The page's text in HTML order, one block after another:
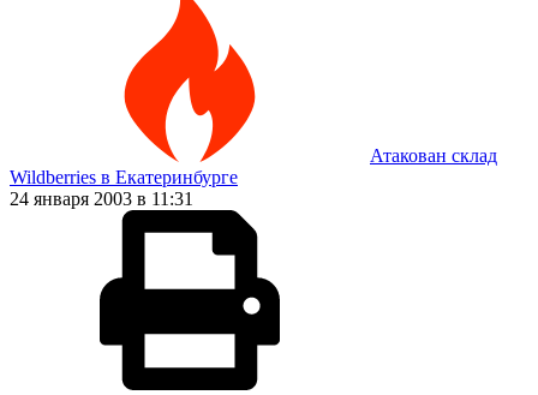
Атакован склад
Wildberries в Екатеринбурге
24 января 2003 в 11:31